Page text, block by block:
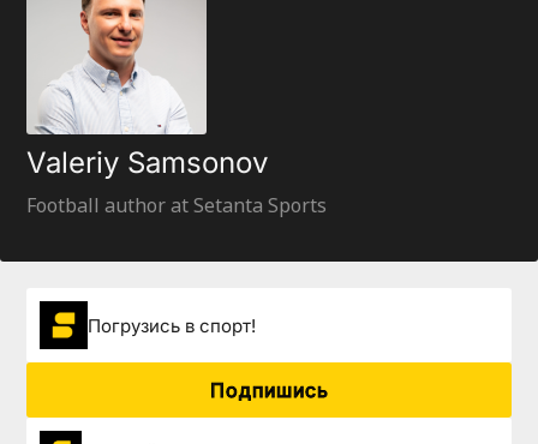
Valeriy Samsonov
Football author at Setanta Sports
Погрузиcь в спорт!
Подпишись